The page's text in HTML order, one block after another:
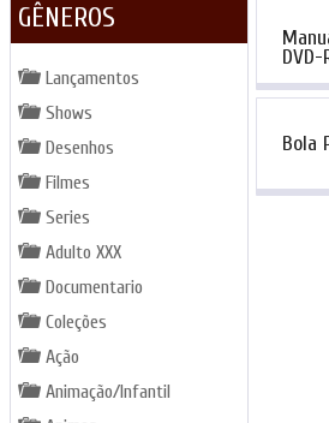
DVD-
Bola
GÊNEROS
Lançamentos
Shows
Desenhos
Filmes
Series
Adulto XXX
Documentario
Coleções
Ação
Animação/Infantil